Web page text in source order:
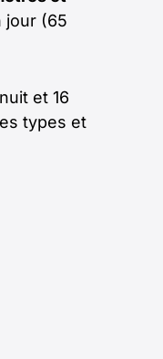
jour (65
et 16
types et